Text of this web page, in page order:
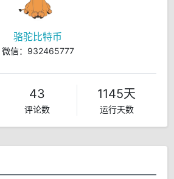
骆驼比特币
微信：932465777
43
评论数
1145天
运行天数